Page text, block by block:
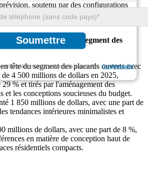
Soumettre
totale de vos données personnelles.Confidentialité
soutenu par des configurations
adoption croissante dans les ménages
dominants dans le segment des
tête du segment des placards ouverts avec
4 500 millions de dollars en 2025,
% et tirés par l'aménagement des
et les conceptions soucieuses du budget.
1 850 millions de dollars, avec une part de
tendances intérieures minimalistes et
millions de dollars, avec une part de 8 %,
en matière de conception haut de
résidentiels compacts.